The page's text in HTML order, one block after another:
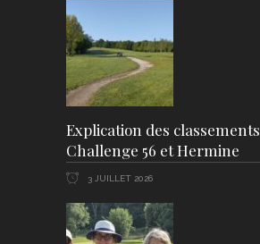
Explication des classements
Challenge 56 et Hermine
3 JUILLET 2026